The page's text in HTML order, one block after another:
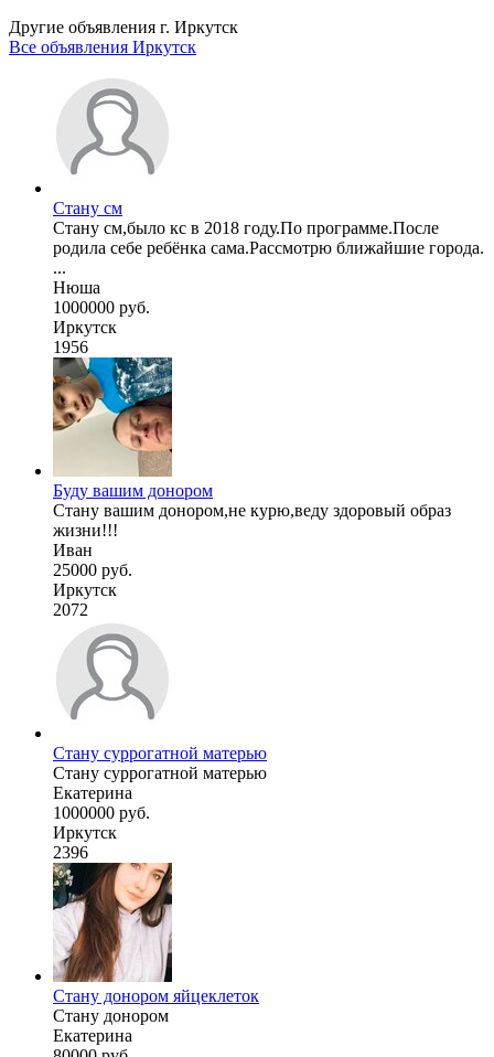
Другие объявления г. Иркутск
Все объявления Иркутск
Стану см
Стану см,было кс в 2018 году.По программе.После
родила себе ребёнка сама.Рассмотрю ближайшие города.
...
Нюша
1000000 руб.
Иркутск
1956
Буду вашим донором
Стану вашим донором,не курю,веду здоровый образ
жизни!!!
Иван
25000 руб.
Иркутск
2072
Стану суррогатной матерью
Стану суррогатной матерью
Екатерина
1000000 руб.
Иркутск
2396
Стану донором яйцеклеток
Стану донором
Екатерина